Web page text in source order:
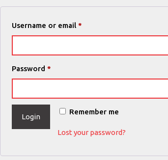
Username or email *
Password *
Remember me
Login
Lost your password?